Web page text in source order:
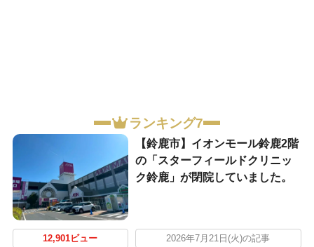
ランキング7
【鈴鹿市】イオンモール鈴鹿2階
の「スターフィールドクリニッ
ク鈴鹿」が閉院していました。
12,901ビュー 2026年7月21日(火)の記事